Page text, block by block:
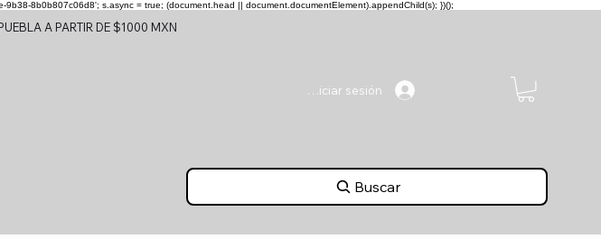
8b0b807c06d8'; s.async = true; (document.head || document.documentElement).appendChild(s); })();
A PARTIR DE $1000 MXN
Buscar
Iniciar sesión